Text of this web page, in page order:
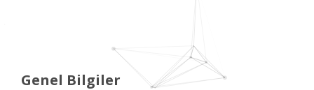
Genel Bilgiler